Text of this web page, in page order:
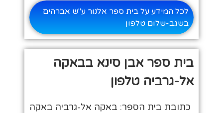
לכל המידע על בית ספר אלנור ע"ש אברהים
בשגב-שלום טלפון
בית ספר אבן סינא בבאקה
אל-גרביה טלפון
כתובת בית הספר: באקה אל-גרביה באקה